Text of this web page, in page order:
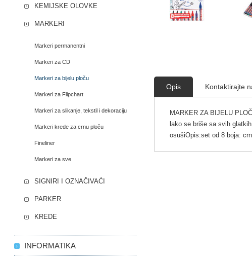
Opis Kontaktirajte
MARKER ZA BIJELU
lako se briše sa svih
osušiOpis:set od 8 boja:
KEMIJSKE OLOVKE
MARKERI
Markeri permanentni
Markeri za CD
Markeri za bijelu ploču
Markeri za Flipchart
Markeri za slikanje, tekstil i dekoraciju
Markeri krede za crnu ploču
Fineliner
Markeri za sve
SIGNIRI I OZNAČIVAĆI
PARKER
KREDE
INFORMATIKA